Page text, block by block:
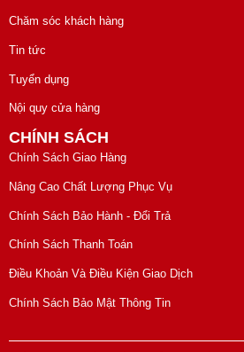
Chăm sóc khách hàng
Tin tức
Tuyển dụng
Nội quy cửa hàng
CHÍNH SÁCH
Chính Sách Giao Hàng
Nâng Cao Chất Lượng Phục Vụ
Chính Sách Bảo Hành - Đổi Trả
Chính Sách Thanh Toán
Điều Khoản Và Điều Kiện Giao Dịch
Chính Sách Bảo Mật Thông Tin